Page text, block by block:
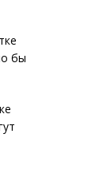
бы